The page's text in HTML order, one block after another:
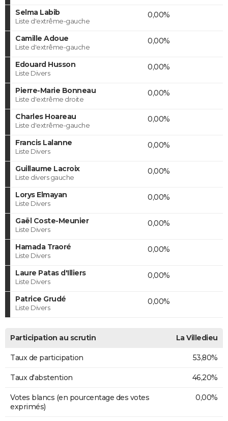
Selma Labib
Liste d'extrême-gauche
0,00%
Camille Adoue
Liste d'extrême-gauche
0,00%
Edouard Husson
Liste Divers
0,00%
Pierre-Marie Bonneau
Liste d'extrême droite
0,00%
Charles Hoareau
Liste d'extrême-gauche
0,00%
Francis Lalanne
Liste Divers
0,00%
Guillaume Lacroix
Liste divers gauche
0,00%
Lorys Elmayan
Liste Divers
0,00%
Gaël Coste-Meunier
Liste Divers
0,00%
Hamada Traoré
Liste Divers
0,00%
Laure Patas d'Illiers
Liste Divers
0,00%
Patrice Grudé
Liste Divers
0,00%
Participation au scrutin La Villedieu
Taux de participation 53,80%
Taux d'abstention 46,20%
Votes blancs (en pourcentage des votes
exprimés)
0,00%